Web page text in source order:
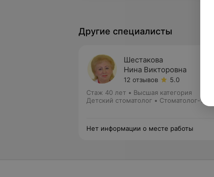
Другие специалисты
Шестакова
Нина Викторовна
12 отзывов
5.0
Стаж 40 лет • Высшая категория
Детский стоматолог • Стоматолог-
Нет информации о месте работы